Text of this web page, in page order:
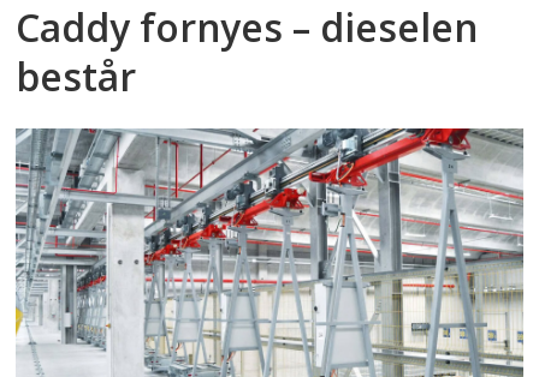
Caddy fornyes – dieselen
består